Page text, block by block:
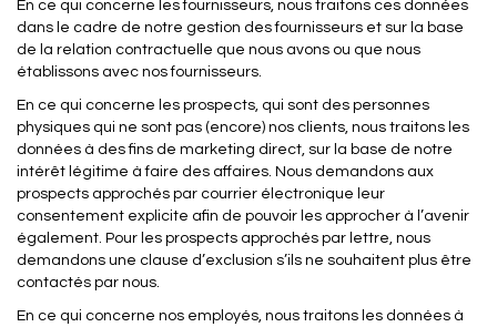
En ce qui concerne les fournisseurs, nous traitons ces données
dans le cadre de notre gestion des fournisseurs et sur la base
de la relation contractuelle que nous avons ou que nous
établissons avec nos fournisseurs.
En ce qui concerne les prospects, qui sont des personnes
physiques qui ne sont pas (encore) nos clients, nous traitons les
données à des fins de marketing direct, sur la base de notre
intérêt légitime à faire des affaires. Nous demandons aux
prospects approchés par courrier électronique leur
consentement explicite afin de pouvoir les approcher à l’avenir
également. Pour les prospects approchés par lettre, nous
demandons une clause d’exclusion s’ils ne souhaitent plus être
contactés par nous.
En ce qui concerne nos employés, nous traitons les données à